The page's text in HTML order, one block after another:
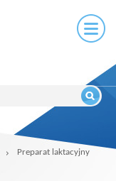
Preparat laktacyjny